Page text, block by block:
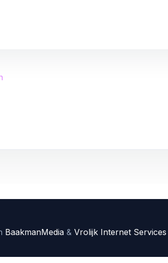
BaakmanMedia& Vrolijk Internet Services